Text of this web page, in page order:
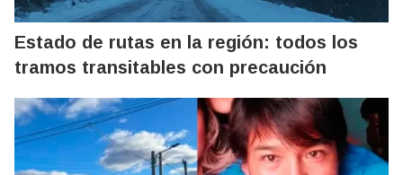
Estado de rutas en la región: todos los
tramos transitables con precaución